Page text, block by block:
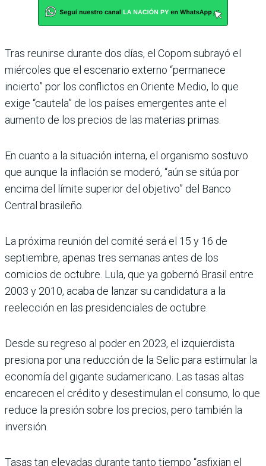
Tras reunirse durante dos días, el Copom subrayó el
miércoles que el escenario externo “permanece
incierto” por los conflictos en Oriente Medio, lo que
exige “cautela” de los países emergentes ante el
aumento de los precios de las materias primas.
En cuanto a la situación interna, el organismo sostuvo
que aunque la inflación se moderó, “aún se sitúa por
encima del límite superior del objetivo” del Banco
Central brasileño.
La próxima reunión del comité será el 15 y 16 de
septiembre, apenas tres semanas antes de los
comicios de octubre. Lula, que ya gobernó Brasil entre
2003 y 2010, acaba de lanzar su candidatura a la
reelección en las presidenciales de octubre.
Desde su regreso al poder en 2023, el izquierdista
presiona por una reducción de la Selic para estimular la
economía del gigante sudamericano. Las tasas altas
encarecen el crédito y desestimulan el consumo, lo que
reduce la presión sobre los precios, pero también la
inversión.
Tasas tan elevadas durante tanto tiempo “asfixian el